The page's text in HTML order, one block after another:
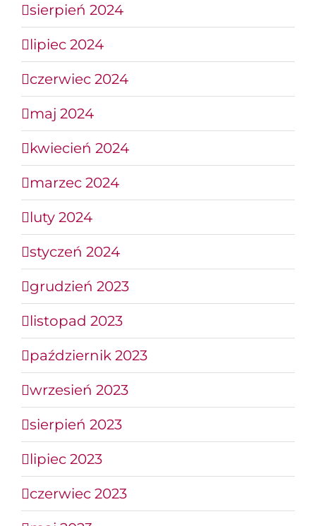
sierpień 2024
lipiec 2024
czerwiec 2024
maj 2024
kwiecień 2024
marzec 2024
luty 2024
styczeń 2024
grudzień 2023
listopad 2023
październik 2023
wrzesień 2023
sierpień 2023
lipiec 2023
czerwiec 2023